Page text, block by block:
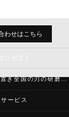
わせはこちら
千葉に拠点を置き全国の刃の研磨・再研磨をする「三起ブレード株式会社」が必要とされる理由
サービス